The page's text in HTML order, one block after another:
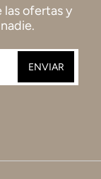
ofertas y